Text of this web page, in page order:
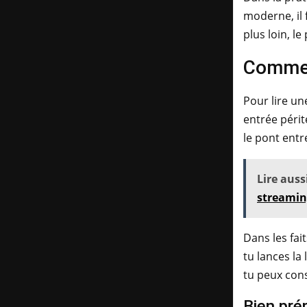
moderne, il
plus loin, le
Pour lire
entrée
le pont
Lire
Dans les
tu lances la
tu peux